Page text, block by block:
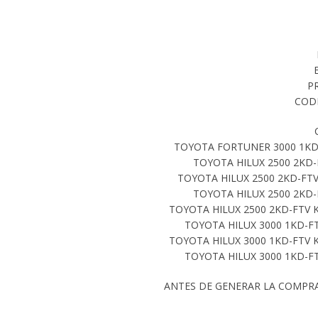
TOYOTA FORTUNER 3000
TOYOTA HILUX 2500
TOYOTA HILUX 2500 2KD-
TOYOTA HILUX 2500
TOYOTA HILUX 2500 2KD-FTV
TOYOTA HILUX 3000 1KD-
TOYOTA HILUX 3000 1KD-FTV
TOYOTA HILUX 3000 1KD-
ANTES DE GENERAR LA